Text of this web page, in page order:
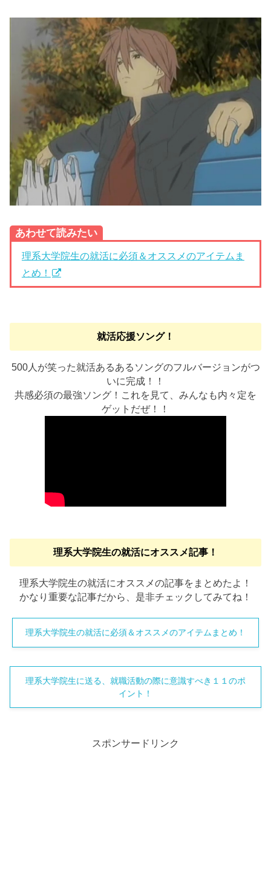
あわせて読みたい
理系大学院生の就活に必須＆オススメのアイテムま
とめ！
就活応援ソング！
500人が笑った就活あるあるソングのフルバージョンがつ
いに完成！！
共感必須の最強ソング！これを見て、みんなも内々定を
ゲットだぜ！！
理系大学院生の就活にオススメ記事！
理系大学院生の就活にオススメの記事をまとめたよ！
かなり重要な記事だから、是非チェックしてみてね！
理系大学院生の就活に必須＆オススメのアイテムまとめ！
理系大学院生に送る、就職活動の際に意識すべき１１のポ
イント！
スポンサードリンク